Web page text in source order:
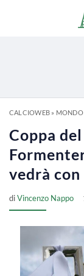
CALCIOWEB» MONDO
Coppa
vedrà
diVincenzo Nappo